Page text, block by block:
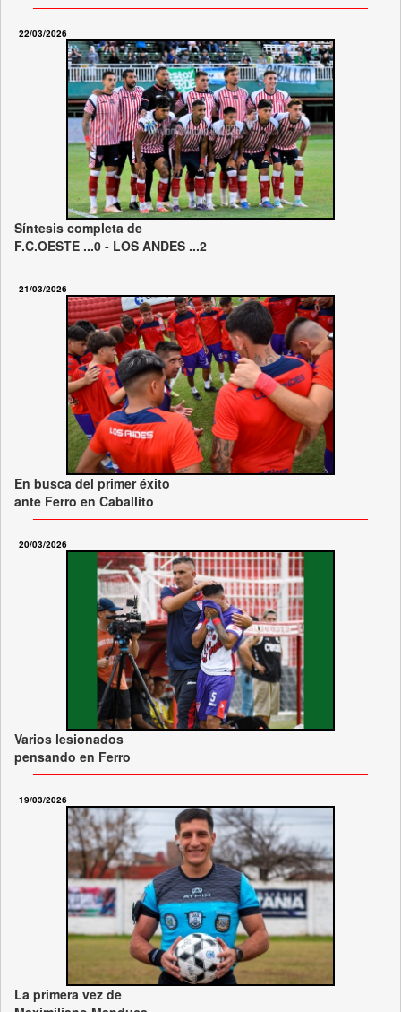
22/03/2026
Síntesis completa de
F.C.OESTE ...0 - LOS ANDES ...2
21/03/2026
En busca del primer éxito
ante Ferro en Caballito
20/03/2026
Varios lesionados
pensando en Ferro
19/03/2026
La primera vez de